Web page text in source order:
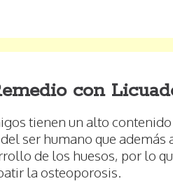
con
tienen un alto
ser humano que
de los huesos, por lo
la osteoporosis.